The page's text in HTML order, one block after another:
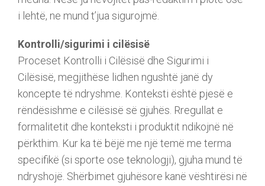
i lehtë, ne mund t’jua sigurojmë.
Kontrolli/sigurimi i cilësisë
Proceset Kontrolli i Cilësisë dhe Sigurimi i
Cilësisë, megjithëse lidhen ngushtë janë dy
koncepte të ndryshme. Konteksti është pjesë e
rëndësishme e cilësisë së gjuhës. Rregullat e
formalitetit dhe konteksti i produktit ndikojnë në
përkthim. Kur ka të bëjë me një temë me terma
specifikë (si sporte ose teknologji), gjuha mund të
ndryshojë. Shërbimet gjuhësore kanë vështirësi në